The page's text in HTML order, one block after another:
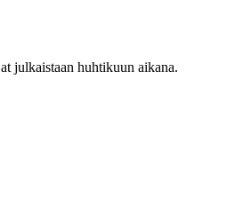
julkaistaan huhtikuun aikana.